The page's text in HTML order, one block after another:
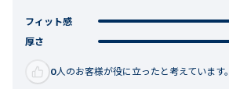
フィット感
厚さ
0人のお客様が役に立ったと考えています。